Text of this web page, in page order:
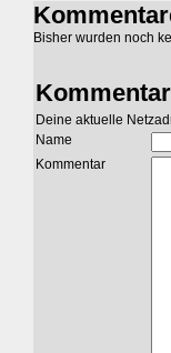
Bisher wurden noch
Deine aktuelle
Name
Kommentar